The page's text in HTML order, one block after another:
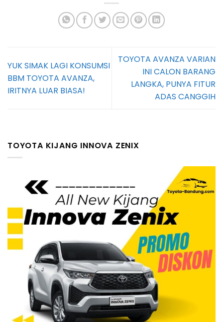
YUK SIMAK LAGI KONSUMSI
BBM TOYOTA AVANZA,
IRITNYA LUAR BIASA!
TOYOTA AVANZA VARIAN
INI CALON BARANG
LANGKA, PUNYA FITUR
ADAS CANGGIH
TOYOTA KIJANG INNOVA ZENIX